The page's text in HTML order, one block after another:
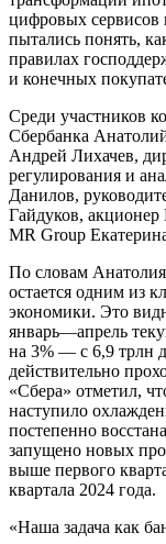
цифровых сервисов
пытались понять,
правилах
и конечных
Среди участников
Сбербанка
Андрей Лихачев,
регулирования и
Данилов,
Гайдуков,
MR Group
По словам
остается одним из
экономики. Это
январь—апрель
на 3% — с 6,9 трлн
действительно
«Сбера» отметил,
наступило
постепенно
запущено новых
выше первого
квартала 2024 года.
«Наша задача как